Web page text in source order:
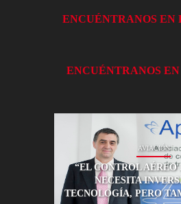
ENCUÉNTRANOS EN
ENCUÉNTRANOS
AVIACIÓN
“EL CONTROL AÉREO
NECESITA
TECNOLOGÍA, PERO
AL VUELO
RICARDO GUERRA, 25
EN